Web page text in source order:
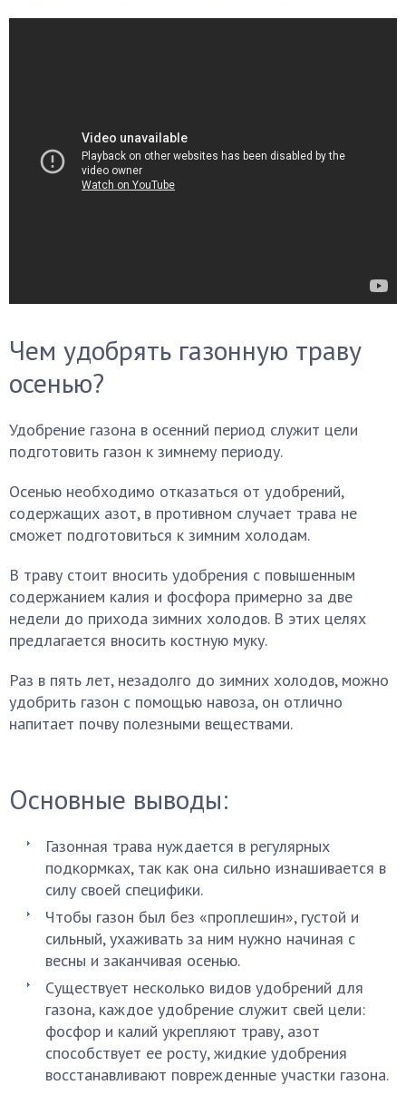
Чем удобрять газонную траву
осенью?
Удобрение газона в осенний период служит цели
подготовить газон к зимнему периоду.
Осенью необходимо отказаться от удобрений,
содержащих азот, в противном случает трава не
сможет подготовиться к зимним холодам.
В траву стоит вносить удобрения с повышенным
содержанием калия и фосфора примерно за две
недели до прихода зимних холодов. В этих целях
предлагается вносить костную муку.
Раз в пять лет, незадолго до зимних холодов, можно
удобрить газон с помощью навоза, он отлично
напитает почву полезными веществами.
Основные выводы:
Газонная трава нуждается в регулярных
подкормках, так как она сильно изнашивается в
силу своей специфики.
Чтобы газон был без «проплешин», густой и
сильный, ухаживать за ним нужно начиная с
весны и заканчивая осенью.
Существует несколько видов удобрений для
газона, каждое удобрение служит свей цели:
фосфор и калий укрепляют траву, азот
способствует ее росту, жидкие удобрения
восстанавливают поврежденные участки газона.